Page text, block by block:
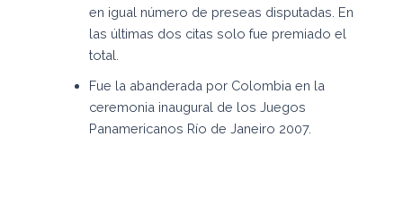
en igual número de preseas disputadas. En
las últimas dos citas solo fue premiado el
total.
Fue la abanderada por Colombia en la
ceremonia inaugural de los Juegos
Panamericanos Río de Janeiro 2007.